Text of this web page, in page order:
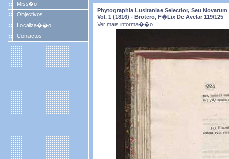
Miss�o
Objectivos
Localiza��o
Contactos
Phytographia Lusitaniae Selectior, Seu
Vol. 1 (1816) - Brotero, F�lix De Avelar 119/125
Ver mais informa��o